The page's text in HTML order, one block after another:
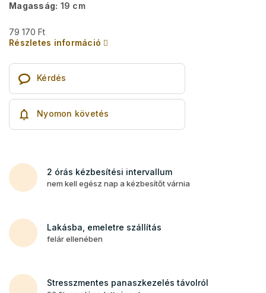
Magasság: 19 cm
79 170 Ft
Részletes információ
Kérdés
Nyomon követés
2 órás kézbesítési intervallum
nem kell egész nap a kézbesítőt várnia
Lakásba, emeletre szállítás
felár ellenében
Stresszmentes panaszkezelés távolról